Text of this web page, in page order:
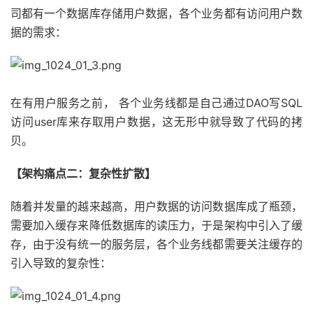
司都有一个数据库存储用户数据，各个业务都有访问用户数
据的需求：
在有用户服务之前， 各个业务线都是自己通过DAO写SQL
访问user库来存取用户数据，这无形中就导致了代码的拷
贝。
【架构痛点二：复杂性扩散】
随着并发量的越来越高，用户数据的访问数据库成了瓶颈，
需要加入缓存来降低数据库的读压力，于是架构中引入了缓
存，由于没有统一的服务层，各个业务线都需要关注缓存的
引入导致的复杂性：